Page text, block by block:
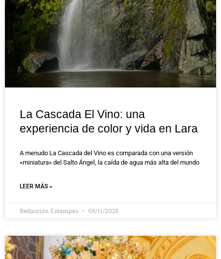
La Cascada El Vino: una
experiencia de color y vida en Lara
A menudo La Cascada del Vino es comparada con una versión
«miniatura» del Salto Ángel, la caída de agua más alta del mundo
LEER MÁS »
Redacción Estampas 09/11/2025